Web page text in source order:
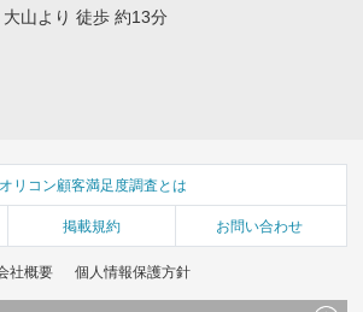
山より 徒歩 約13分
オリコン顧客満足度調査とは
掲載規約 お問い合わせ
社概要 個人情報保護方針